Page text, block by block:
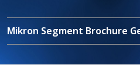
Mikron Segment Brochure